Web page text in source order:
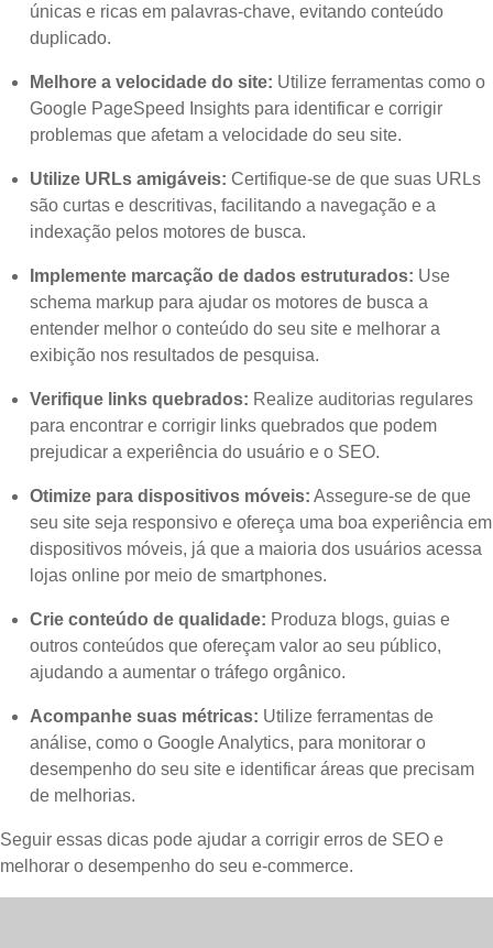
únicas e ricas em palavras-chave, evitando conteúdo
duplicado.
Melhore a velocidade do site: Utilize ferramentas como o
Google PageSpeed Insights para identificar e corrigir
problemas que afetam a velocidade do seu site.
Utilize URLs amigáveis: Certifique-se de que suas URLs
são curtas e descritivas, facilitando a navegação e a
indexação pelos motores de busca.
Implemente marcação de dados estruturados: Use
schema markup para ajudar os motores de busca a
entender melhor o conteúdo do seu site e melhorar a
exibição nos resultados de pesquisa.
Verifique links quebrados: Realize auditorias regulares
para encontrar e corrigir links quebrados que podem
prejudicar a experiência do usuário e o SEO.
Otimize para dispositivos móveis: Assegure-se de que
seu site seja responsivo e ofereça uma boa experiência em
dispositivos móveis, já que a maioria dos usuários acessa
lojas online por meio de smartphones.
Crie conteúdo de qualidade: Produza blogs, guias e
outros conteúdos que ofereçam valor ao seu público,
ajudando a aumentar o tráfego orgânico.
Acompanhe suas métricas: Utilize ferramentas de
análise, como o Google Analytics, para monitorar o
desempenho do seu site e identificar áreas que precisam
de melhorias.
Seguir essas dicas pode ajudar a corrigir erros de SEO e
melhorar o desempenho do seu e-commerce.